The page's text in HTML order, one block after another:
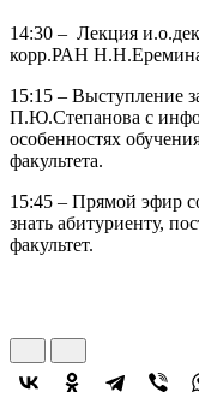
14:30 – Лекция
корр.РАН
15:15 – Выступление
П.Ю.Степанова с
особенностях
факультета.
15:45 – Прямой эфир
знать абитуриенту,
факультет.